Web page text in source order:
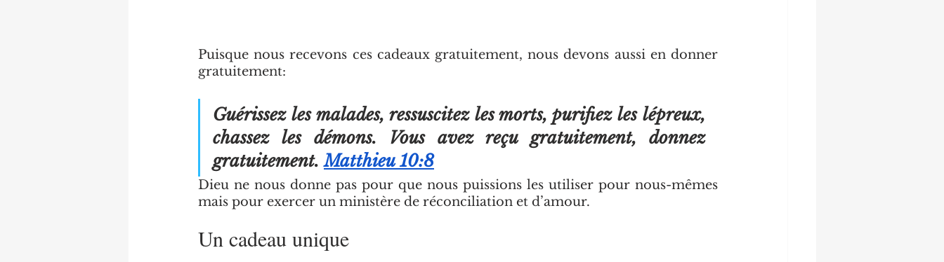
Puisque nous recevons ces cadeaux gratuitement, nous devons aussi en donner
gratuitement:
Guérissez les malades, ressuscitez les morts, purifiez les lépreux,
chassez les démons. Vous avez reçu gratuitement, donnez
gratuitement. Matthieu 10:8
Dieu ne nous donne pas pour que nous puissions les utiliser pour nous-mêmes
mais pour exercer un ministère de réconciliation et d’amour.
Un cadeau unique